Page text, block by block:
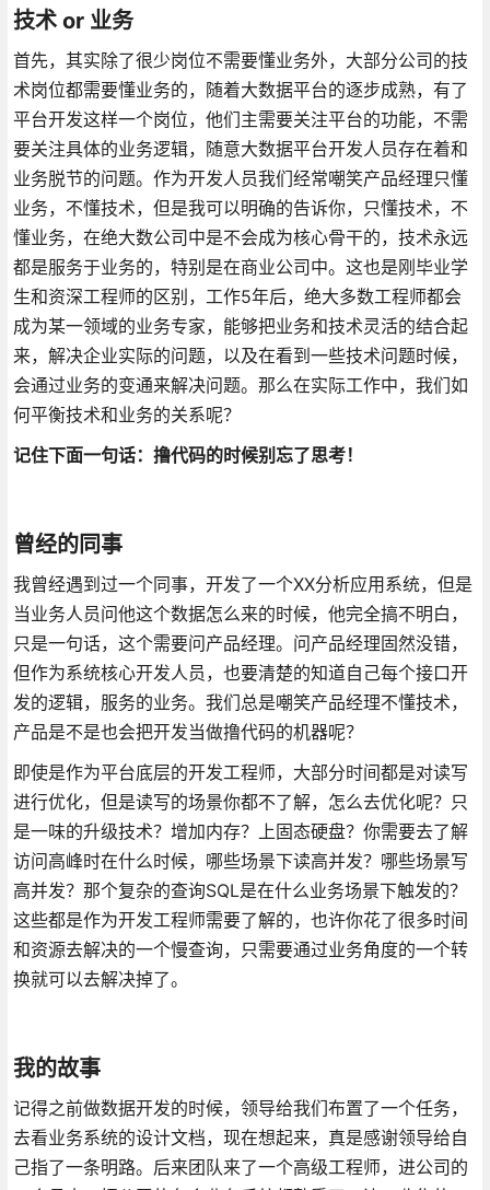
技术 or 业务
首先，其实除了很少岗位不需要懂业务外，大部分公司的技
术岗位都需要懂业务的，随着大数据平台的逐步成熟，有了
平台开发这样一个岗位，他们主需要关注平台的功能，不需
要关注具体的业务逻辑，随意大数据平台开发人员存在着和
业务脱节的问题。作为开发人员我们经常嘲笑产品经理只懂
业务，不懂技术，但是我可以明确的告诉你，只懂技术，不
懂业务，在绝大数公司中是不会成为核心骨干的，技术永远
都是服务于业务的，特别是在商业公司中。这也是刚毕业学
生和资深工程师的区别，工作5年后，绝大多数工程师都会
成为某一领域的业务专家，能够把业务和技术灵活的结合起
来，解决企业实际的问题，以及在看到一些技术问题时候，
会通过业务的变通来解决问题。那么在实际工作中，我们如
何平衡技术和业务的关系呢？
记住下面一句话：撸代码的时候别忘了思考！
曾经的同事
我曾经遇到过一个同事，开发了一个XX分析应用系统，但是
当业务人员问他这个数据怎么来的时候，他完全搞不明白，
只是一句话，这个需要问产品经理。问产品经理固然没错，
但作为系统核心开发人员，也要清楚的知道自己每个接口开
发的逻辑，服务的业务。我们总是嘲笑产品经理不懂技术，
产品是不是也会把开发当做撸代码的机器呢？
即使是作为平台底层的开发工程师，大部分时间都是对读写
进行优化，但是读写的场景你都不了解，怎么去优化呢？只
是一味的升级技术？增加内存？上固态硬盘？你需要去了解
访问高峰时在什么时候，哪些场景下读高并发？哪些场景写
高并发？那个复杂的查询SQL是在什么业务场景下触发的？
这些都是作为开发工程师需要了解的，也许你花了很多时间
和资源去解决的一个慢查询，只需要通过业务角度的一个转
换就可以去解决掉了。
我的故事
记得之前做数据开发的时候，领导给我们布置了一个任务，
去看业务系统的设计文档，现在想起来，真是感谢领导给自
己指了一条明路。后来团队来了一个高级工程师，进公司的